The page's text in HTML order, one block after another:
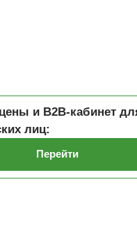
и B2B-кабинет
лиц:
Перейти